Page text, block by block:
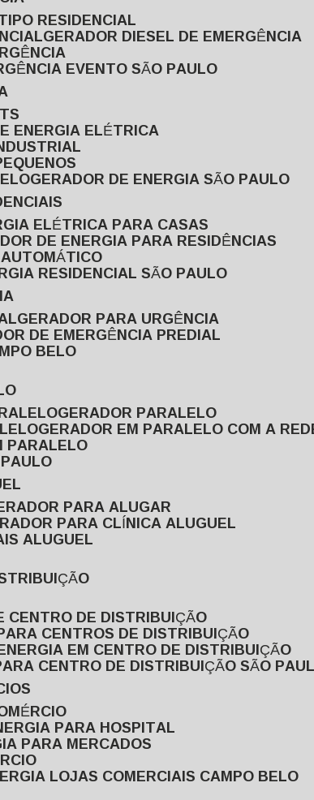
RESIDENCIAL
GERADOR DIESEL DE EMERGÊNCIA
EVENTO SÃO PAULO
ENERGIA ELÉTRICA
GERADOR DE ENERGIA SÃO PAULO
ELÉTRICA PARA CASAS
DE ENERGIA PARA RESIDÊNCIAS
RESIDENCIAL SÃO PAULO
GERADOR PARA URGÊNCIA
DE EMERGÊNCIA PREDIAL
BELO
GERADOR PARALELO
GERADOR EM PARALELO COM A
PARALELO
PARA ALUGAR
PARA CLÍNICA ALUGUEL
ALUGUEL
CENTRO DE DISTRIBUIÇÃO
CENTROS DE DISTRIBUIÇÃO
EM CENTRO DE DISTRIBUIÇÃO
CENTRO DE DISTRIBUIÇÃO SÃO
PARA HOSPITAL
PARA MERCADOS
LOJAS COMERCIAIS CAMPO BELO